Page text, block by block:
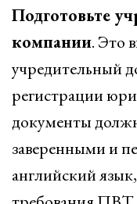
Подготовьте
компании. Это
учредительный
регистрации
документы
заверенными и
английский